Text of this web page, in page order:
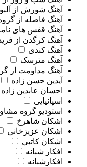
آهنگ شورش از
آهنگ فاصله از
آهنگ قفس های
آهنگ کرگدن از
آهنگ کندی
آهنگ مترسک
آهنگ مداومت از
آیدین حسن زاده
احسان عابدین زاده
اسپانیایی
استودیو گروه
اشکان شاهرخ
اشکان عزیزخانی
اشکان کاتبی
افکار شبانه
افکارشبانه